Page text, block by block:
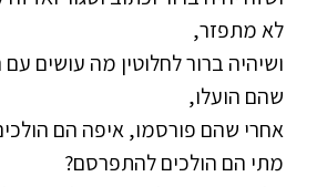
לא מתפזר,
ושיהיה ברור לחלוטין מה עושים
שהם הועלו,
אחרי שהם פורסמו, איפה הם
מתי הם הולכים להתפרסם?